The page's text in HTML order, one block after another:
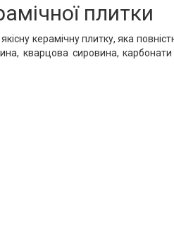
плитки
керамічну плитку, яка
кварцова сировина,